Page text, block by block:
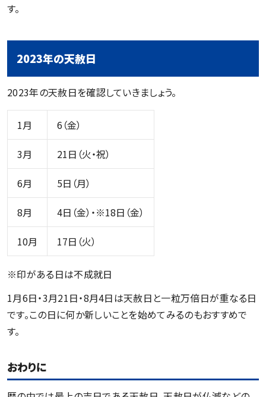
す。
2023年の天赦日
2023年の天赦日を確認していきましょう。
1月 6（金）
3月 21日（火・祝）
6月 5日（月）
8月 4日（金）・※18日（金）
10月 17日（火）
※印がある日は不成就日
1月6日・3月21日・8月4日は天赦日と一粒万倍日が重なる日
です。この日に何か新しいことを始めてみるのもおすすめで
す。
おわりに